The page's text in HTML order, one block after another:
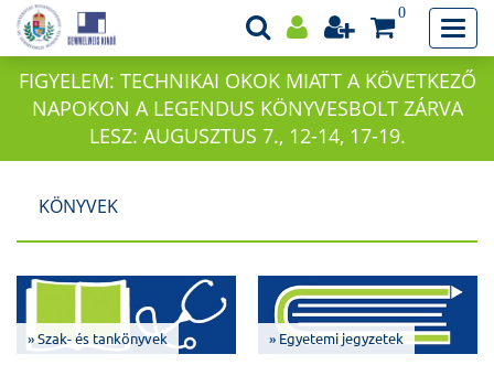
0
FIGYELEM: TECHNIKAI OKOK MIATT A KÖVETKEZŐ
NAPOKON A LEGENDUS KÖNYVESBOLT ZÁRVA
LESZ: AUGUSZTUS 7., 12-14, 17-19.
KÖNYVEK
» Szak- és tankönyvek » Egyetemi jegyzetek